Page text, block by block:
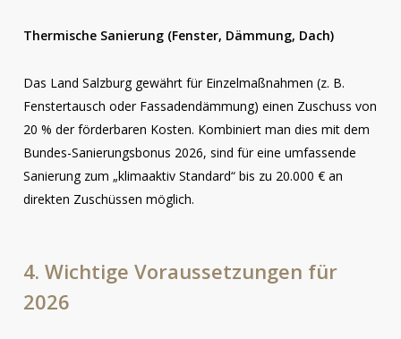
Thermische Sanierung (Fenster, Dämmung, Dach)
Das Land Salzburg gewährt für Einzelmaßnahmen (z. B.
Fenstertausch oder Fassadendämmung) einen Zuschuss von
20 % der förderbaren Kosten. Kombiniert man dies mit dem
Bundes-Sanierungsbonus 2026, sind für eine umfassende
Sanierung zum „klimaaktiv Standard“ bis zu 20.000 € an
direkten Zuschüssen möglich.
4. Wichtige Voraussetzungen für
2026